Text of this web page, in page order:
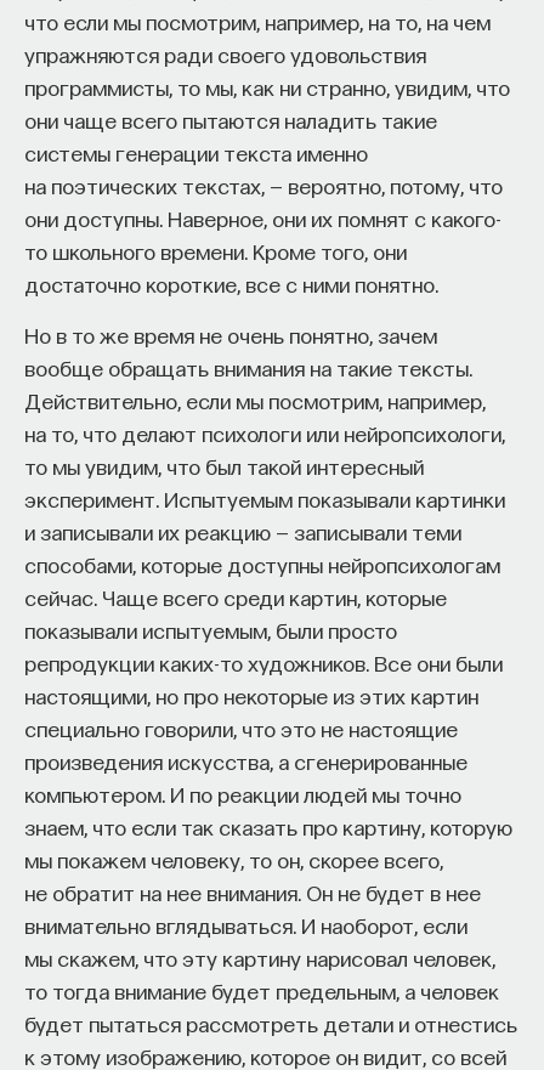
что если мы посмотрим, например, на то, на чем
упражняются ради своего удовольствия
программисты, то мы, как ни странно, увидим, что
они чаще всего пытаются наладить такие
системы генерации текста именно
на поэтических текстах, — вероятно, потому, что
они доступны. Наверное, они их помнят с какого-
то школьного времени. Кроме того, они
достаточно короткие, все с ними понятно.
Но в то же время не очень понятно, зачем
вообще обращать внимания на такие тексты.
Действительно, если мы посмотрим, например,
на то, что делают психологи или нейропсихологи,
то мы увидим, что был такой интересный
эксперимент. Испытуемым показывали картинки
и записывали их реакцию — записывали теми
способами, которые доступны нейропсихологам
сейчас. Чаще всего среди картин, которые
показывали испытуемым, были просто
репродукции каких-то художников. Все они были
настоящими, но про некоторые из этих картин
специально говорили, что это не настоящие
произведения искусства, а сгенерированные
компьютером. И по реакции людей мы точно
знаем, что если так сказать про картину, которую
мы покажем человеку, то он, скорее всего,
не обратит на нее внимания. Он не будет в нее
внимательно вглядываться. И наоборот, если
мы скажем, что эту картину нарисовал человек,
то тогда внимание будет предельным, а человек
будет пытаться рассмотреть детали и отнестись
к этому изображению, которое он видит, со всей
мы записываем в то, как вращается электрон
в атоме. Естественно, возможно и обратное —
состояние атома можно переписать на фотон.
2. Скорость света в линзе
Как работает линза в очках? Свет в линзе
не распространяется со скоростью света
в вакууме. Почему так получается? Ведь линза
в том, что на самом деле свет взаимодействует
с атомами этой линзы, он поглощается этой
системой и потом переиспускается, и при этом
возникает небольшая задержка. Эта задержка
и ответственна за то, что скорость света в линзе
меньше, чем скорость света в вакууме. Данный
эффект отвечает за преломление. То есть фотон
в каком-то смысле постоянно переписывается
на атомы и обратно, но единственное изменение,
которое при этом происходит, — это задержка,
в остальном фотон остается неизменным. Задача
интерфейса такая же, но при этом интересно
также иметь возможность хранить информацию
в атомах, а не сразу преобразовывать ее в фотон.
Мы хотим взять под контроль явление,
существующее в природе, изменив его в удобной
нам форме. Поменять среду так, чтобы импульс
света распространялся лишь тогда, когда
мы разрешим.
3. Проблемы построения
квантового интерфейса